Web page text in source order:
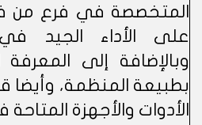
المتخصصة في فرع من
على الأداء الجيد
وبالإضافة إلى
بطبيعة المنظمة، وأيضا
الأدوات والأجهزة